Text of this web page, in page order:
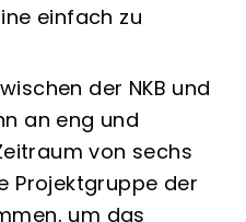
einfach zu
der NKB und
an eng und
von sechs
Projektgruppe der
um das